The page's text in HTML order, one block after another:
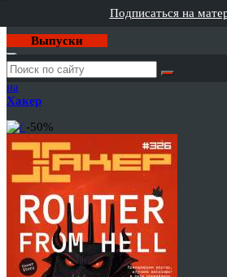
Подписаться на
Выпуски
Годовая
подписка
на
Хакер
-50%